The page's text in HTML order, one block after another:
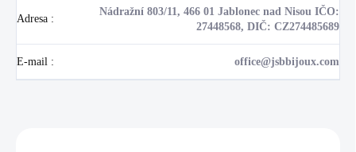
Adresa :
Nádražní 803/11, 466 01 Jablonec nad Nisou IČO:
27448568, DIČ: CZ274485689
E-mail : office@jsbbijoux.com